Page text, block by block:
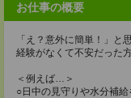
お仕事の概要
「え？意外に簡単！」と
経験がなくて不安だった
＜例えば…＞
○日中の見守りや水分補給